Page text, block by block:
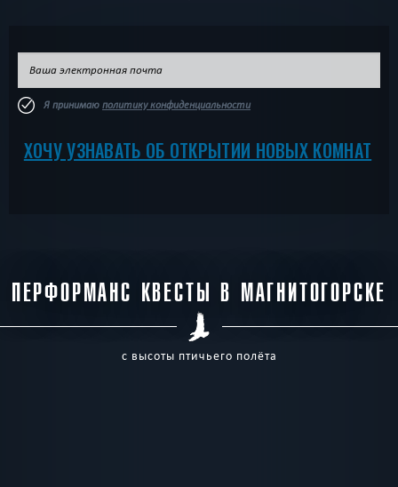
Я принимаю политику конфиденциальности
ХОЧУ УЗНАВАТЬ ОБ ОТКРЫТИИ НОВЫХ КОМНАТ
ПЕРФОРМАНС КВЕСТЫ В МАГНИТОГОРСКЕ
с высоты птичьего полёта